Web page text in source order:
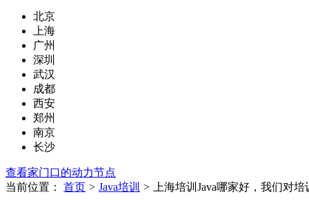
北京
上海
广州
深圳
武汉
成都
西安
郑州
南京
长沙
查看家门口的动力节点
当前位置：
首页 > Java培训 > 上海培训Java哪家好，我们对